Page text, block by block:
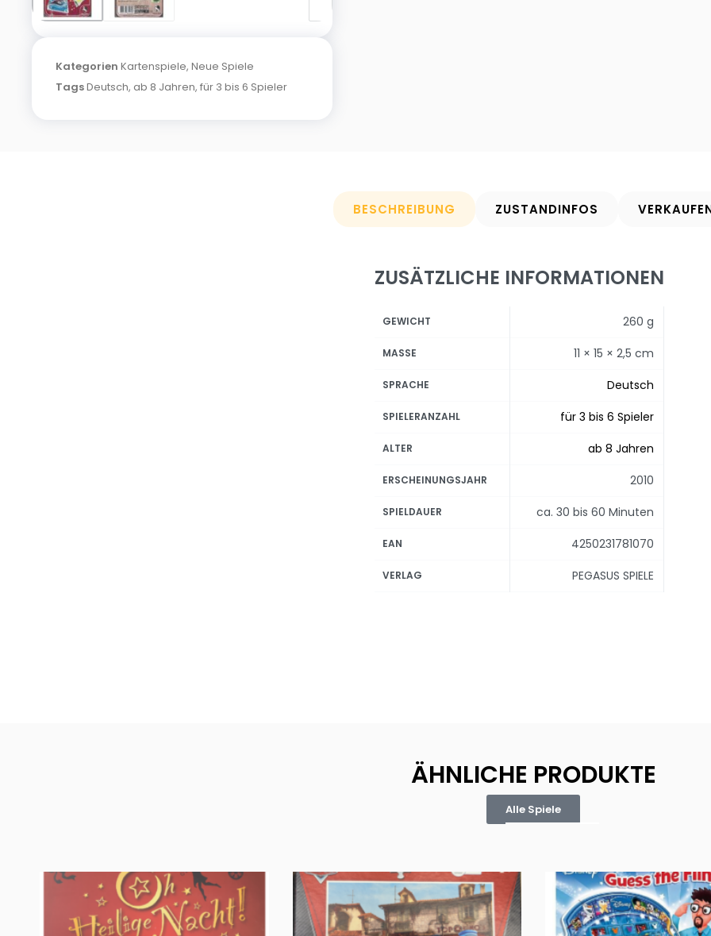
Kategorien Kartenspiele, Neue Spiele
TagsDeutsch, ab 8 Jahren, für 3 bis 6 Spieler
BESCHREIBUNG ZUSTANDINFOS
ZUSÄTZLICHE INFORMATIONEN
GEWICHT 260 g
MASSE 11 × 15 × 2,5 cm
SPRACHE Deutsch
SPIELERANZAHL für 3 bis 6 Spieler
ALTER ab 8 Jahren
ERSCHEINUNGSJAHR 2010
SPIELDAUER ca. 30 bis 60 Minuten
EAN 4250231781070
VERLAG PEGASUS SPIELE
ÄHNLICHE PRODUKTE
Alle Spiele